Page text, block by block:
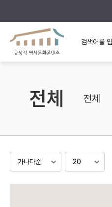
규장각의 어제와 오늘
규장각 소개영상
전체 전체